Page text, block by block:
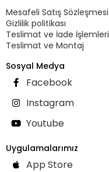
Mesafeli Satış Sözleşmesi
Gizlilik politikası
Teslimat ve İade İşlemleri
Teslimat ve Montaj
Sosyal Medya
Facebook
Instagram
Youtube
Uygulamalarımız
App Store